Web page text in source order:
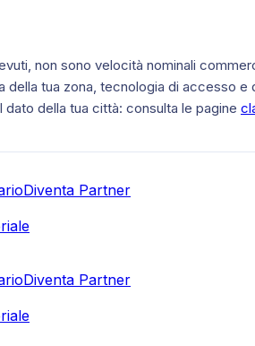
non sono velocità nominali
tua zona, tecnologia di accesso e
della tua città: consulta le pagine
Diventa Partner
Diventa Partner